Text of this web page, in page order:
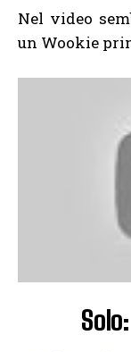
Nel video
un Wookie